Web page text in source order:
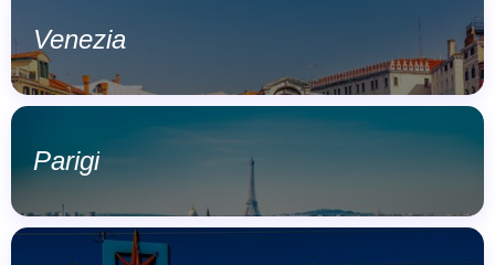
Venezia
Parigi